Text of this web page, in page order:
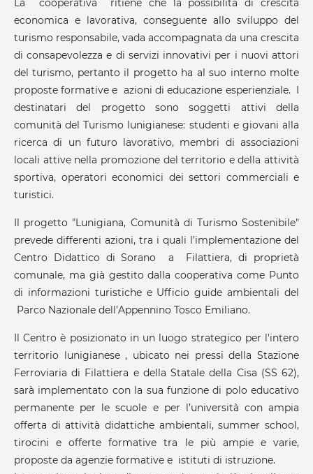
La cooperativa ritiene che la possibilità di crescita
economica e lavorativa, conseguente allo sviluppo del
turismo responsabile, vada accompagnata da una crescita
di consapevolezza e di servizi innovativi per i nuovi attori
del turismo, pertanto il progetto ha al suo interno molte
proposte formative e azioni di educazione esperienziale. I
destinatari del progetto sono soggetti attivi della
comunità del Turismo lunigianese: studenti e giovani alla
ricerca di un futuro lavorativo, membri di associazioni
locali attive nella promozione del territorio e della attività
sportiva, operatori economici dei settori commerciali e
turistici.
Il progetto "Lunigiana, Comunità di Turismo Sostenibile"
prevede differenti azioni, tra i quali l’implementazione del
Centro Didattico di Sorano a Filattiera, di proprietà
comunale, ma già gestito dalla cooperativa come Punto
di informazioni turistiche e Ufficio guide ambientali del
Parco Nazionale dell’Appennino Tosco Emiliano.
Il Centro è posizionato in un luogo strategico per l'intero
territorio lunigianese , ubicato nei pressi della Stazione
Ferroviaria di Filattiera e della Statale della Cisa (SS 62),
sarà implementato con la sua funzione di polo educativo
permanente per le scuole e per l’università con ampia
offerta di attività didattiche ambientali, summer school,
tirocini e offerte formative tra le più ampie e varie,
proposte da agenzie formative e istituti di istruzione.